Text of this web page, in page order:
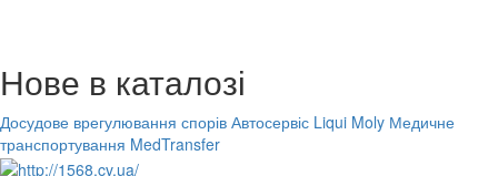
Нове в каталозі
Досудове врегулювання спорів Автосервіс Liqui Moly Медичне
транспортування MedTransfer